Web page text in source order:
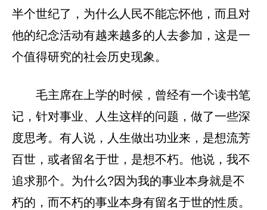
半个世纪了，为什么人民不能忘怀他，而且对
他的纪念活动有越来越多的人去参加，这是一
个值得研究的社会历史现象。
毛主席在上学的时候，曾经有一个读书笔
记，针对事业、人生这样的问题，做了一些深
度思考。有人说，人生做出功业来，是想流芳
百世，或者留名于世，是想不朽。他说，我不
追求那个。为什么?因为我的事业本身就是不
朽的，而不朽的事业本身有留名于世的性质。